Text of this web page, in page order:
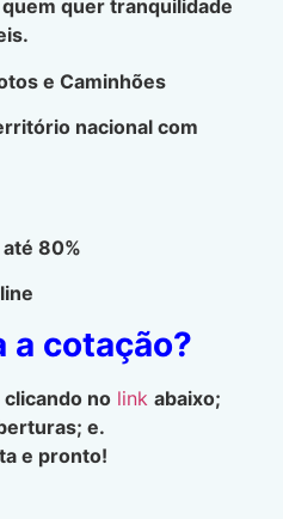
quer tranquilidade
e Caminhões
nacional com
80%
a cotação?
no link abaixo;
e.
e pronto!